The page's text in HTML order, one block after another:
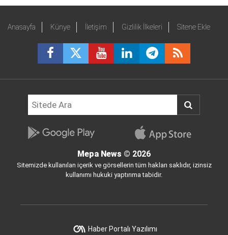
Anasayfa Künye İletişim Gizlilik İlkeleri Sitene Ekle
Mepa News © 2026
Sitemizde kullanılan içerik ve görsellerin tüm hakları saklıdır, izinsiz
kullanımı hukuki yaptırıma tabidir.
Haber Portalı Yazılımı